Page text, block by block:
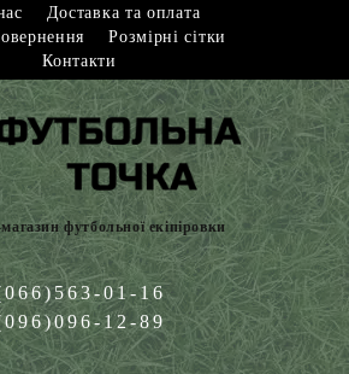
Доставка та оплата
Розмірні сітки
Контакти
футбольної екіпіровки
01-16
12-89